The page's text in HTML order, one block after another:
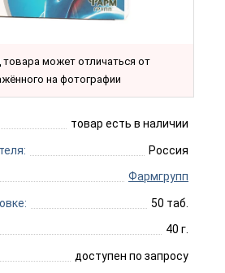
может отличаться от
на фотографии
товар есть в наличии
Россия
Фармгрупп
50 таб.
40 г.
доступен по запросу